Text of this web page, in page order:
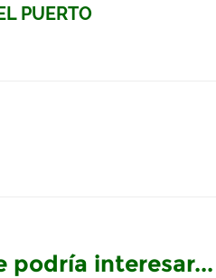
PUERTO
podría interesar...